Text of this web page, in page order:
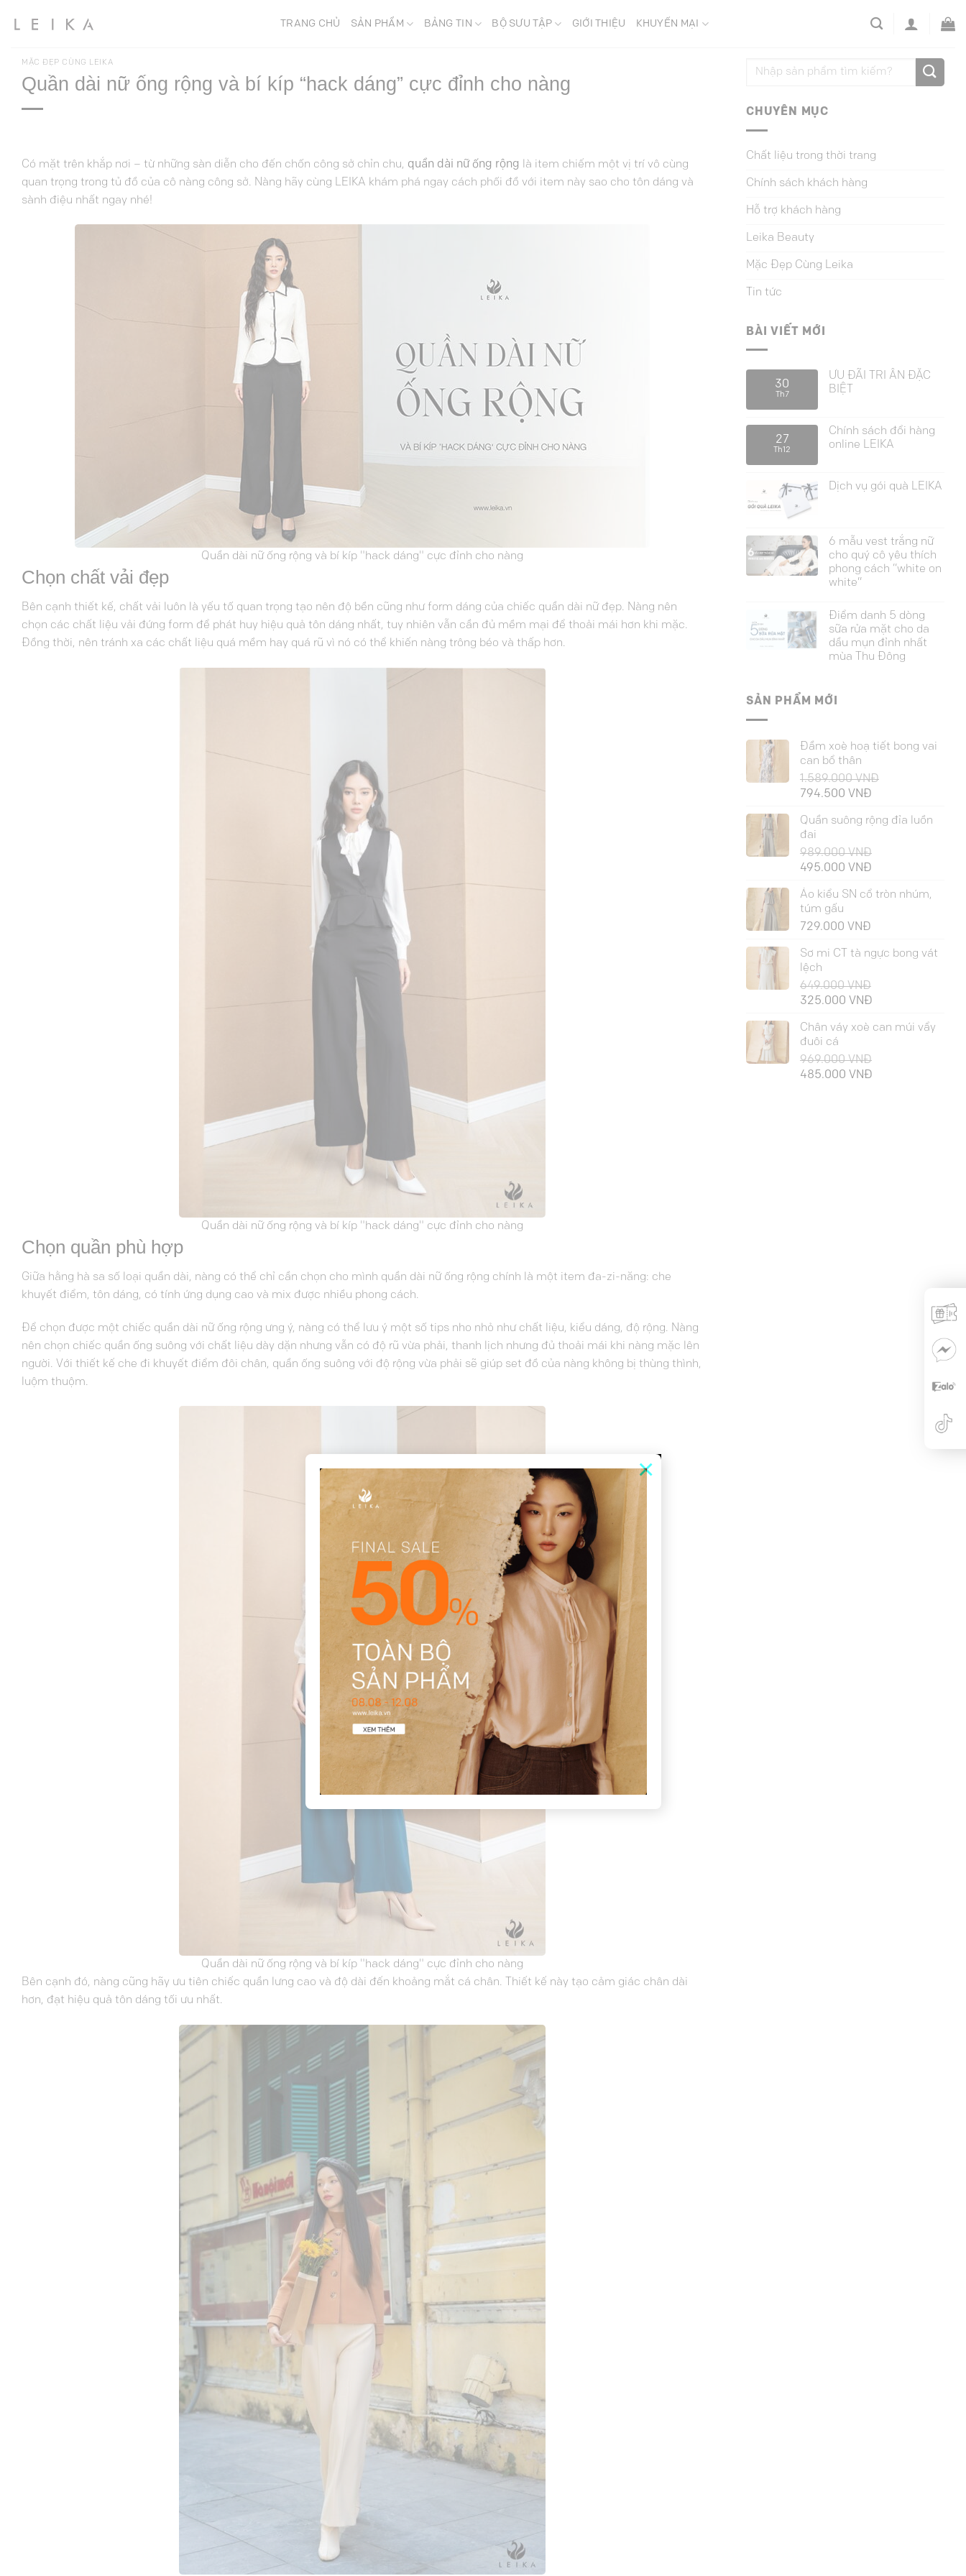
×
đến
dung
TRANG CHỦ SẢN PHẨM BẢNG TIN BỘ SƯU TẬP GIỚI THIỆU KHUYẾN MẠI
MẶC ĐẸP CÙNG LEIKA
Quần dài nữ ống rộng và bí kíp “hack dáng” cực đỉnh cho nàng
Có mặt trên khắp nơi – từ những sàn diễn cho đến chốn công sở chỉn chu, quần dài nữ ống rộng
là item chiếm một vị trí vô cùng
quan trọng trong tủ đồ của cô nàng công sở. Nàng hãy cùng LEIKA khám phá ngay cách phối đồ với item này sao cho tôn dáng và
sành điệu nhất ngay nhé!
Quần dài nữ ống rộng và bí kíp "hack dáng" cực đỉnh cho nàng
Chọn chất vải đẹp
Bên cạnh thiết kế, chất vải luôn là yếu tố quan trọng tạo nên độ bền cũng như form dáng của chiếc quần dài nữ đẹp. Nàng nên
chọn các chất liệu vải đứng form để phát huy hiệu quả tôn dáng nhất, tuy nhiên vẫn cần đủ mềm mại để thoải mái hơn khi mặc.
Đồng thời, nên tránh xa các chất liệu quá mềm hay quá rũ vì nó có thể khiến nàng trông béo và thấp hơn.
Quần dài nữ ống rộng và bí kíp "hack dáng" cực đỉnh cho nàng
Chọn quần phù hợp
Giữa hằng hà sa số loại quần dài, nàng có thể chỉ cần chọn cho mình quần dài nữ ống rộng chính là một item đa-zi-năng: che
khuyết điểm, tôn dáng, có tính ứng dụng cao và mix được nhiều phong cách.
Để chọn được một chiếc quần dài nữ ống rộng ưng ý, nàng có thể lưu ý một số tips nho nhỏ như chất liệu, kiểu dáng, độ rộng. Nàng
nên chọn chiếc quần ống suông với chất liệu dày dặn nhưng vẫn có độ rũ vừa phải, thanh lịch nhưng đủ thoải mái khi nàng mặc lên
người. Với thiết kế che đi khuyết điểm đôi chân, quần ống suông với độ rộng vừa phải sẽ giúp set đồ của nàng không bị thùng thình,
luộm thuộm.
Quần dài nữ ống rộng và bí kíp "hack dáng" cực đỉnh cho nàng
Bên cạnh đó, nàng cũng hãy ưu tiên chiếc quần lưng cao và độ dài đến khoảng mắt cá chân. Thiết kế này tạo cảm giác chân dài
hơn, đạt hiệu quả tôn dáng tối ưu nhất.
CHUYÊN MỤC
Chất liệu trong thời trang
Chính sách khách hàng
Hỗ trợ khách hàng
Leika Beauty
Mặc Đẹp Cùng Leika
Tin tức
BÀI VIẾT MỚI
30
Th7
ƯU ĐÃI TRI ÂN ĐẶC
BIỆT
27
Th12
Chính sách đổi hàng
online LEIKA
Dịch vụ gói quà LEIKA
6 mẫu vest trắng nữ
cho quý cô yêu thích
phong cách “white on
white”
Điểm danh 5 dòng
sữa rửa mặt cho da
dầu mụn đỉnh nhất
mùa Thu Đông
SẢN PHẨM MỚI
Đầm xoè hoạ tiết bong vai
can bổ thân
1.589.000VNĐ
Giá
là:
1.589.000 VNĐ.
794.500 VNĐ
tại
794.500 VNĐ.
Quần suông rộng đỉa luồn
đai
989.000VNĐ
Giá
là:
989.000 VNĐ.
495.000 VNĐ
tại
Áo kiểu SN cổ tròn nhúm,
túm gấu
729.000 VNĐ
Sơ mi CT tà ngực bong vát
lệch
649.000VNĐ
Giá
là:
649.000 VNĐ.
325.000 VNĐ
tại
Chân váy xoè can múi vẩy
đuôi cá
969.000VNĐ
Giá
485.000 VNĐ